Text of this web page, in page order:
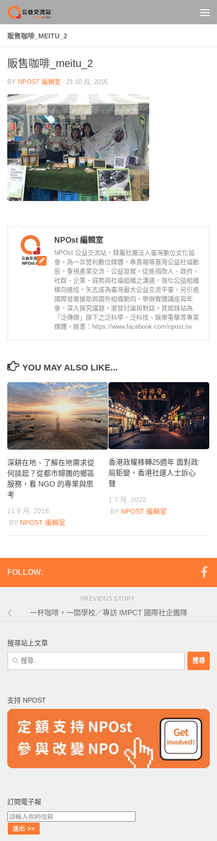
Skip to content
販售咖啡_MEITU_2
販售咖啡_meitu_2
BY NPOST 編輯室 · 21 10 月, 2016
NPOst 編輯室
NPOst 公益交流站，隸屬社團法人臺灣數位文化協
會，為一非營利數位媒體，專責報導臺灣公益社福動
態，重視產業交流、公益發展，促進捐款人、政府、
社群、企業、弱勢與社福組織之溝通，強化公益組織
橫向連結，矢志成為臺灣最大公益交流平臺。另引進
國際發展援助與國外組織動向，舉辦實體講座與年
會，深入探究議題，激發討論與對話。其姐妹站為
「泛傳媒」旗下之泛科學、泛科技、娛樂重擊等專業
媒體。臉書：https://www.facebook.com/npost.tw
YOU MAY ALSO LIKE...
深耕在地、了解在地需求從
何談起？從都市婦團的鄉區
服務，看 NGO 的專業與思
考
21 8 月, 2018
BY NPOST 編輯室
香港政權移轉25週年 面對政
局鉅變，香港社運人士訴心
聲
1 7 月, 2022
BY NPOST 編輯室
FOLLOW:
PREVIOUS STORY
一杯咖啡，一間學校／專訪 IMPCT 國際社企團隊
搜尋站上文章
搜
尋
字:
支持 NPOST
訂閱電子報